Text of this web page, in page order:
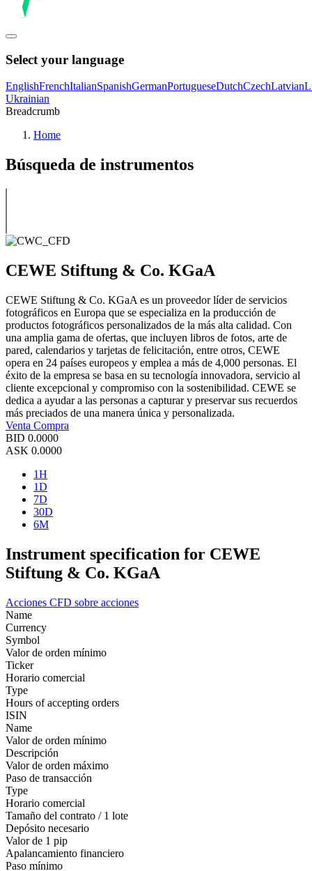
Select your language
EnglishFrenchItalianSpanishGermanPortugueseDutchCzechLatvian
Ukrainian
Breadcrumb
Home
Búsqueda de instrumentos
CEWE Stiftung & Co. KGaA
CEWE Stiftung & Co. KGaA es un proveedor líder de servicios
fotográficos en Europa que se especializa en la producción de
productos fotográficos personalizados de la más alta calidad. Con
una amplia gama de ofertas, que incluyen libros de fotos, arte de
pared, calendarios y tarjetas de felicitación, entre otros, CEWE
opera en 24 países europeos y emplea a más de 4,000 personas. El
éxito de la empresa se basa en su tecnología innovadora, servicio al
cliente excepcional y compromiso con la sostenibilidad. CEWE se
dedica a ayudar a las personas a capturar y preservar sus recuerdos
más preciados de una manera única y personalizada.
Venta Compra
BID 0.0000
ASK 0.0000
1H
1D
7D
30D
6M
Instrument specification for CEWE
Stiftung & Co. KGaA
Acciones CFD sobre acciones
Name
Currency
Symbol
Valor de orden mínimo
Ticker
Horario comercial
Type
Hours of accepting orders
ISIN
Name
Valor de orden mínimo
Descripción
Valor de orden máximo
Paso de transacción
Type
Horario comercial
Tamaño del contrato / 1 lote
Depósito necesario
Valor de 1 pip
Apalancamiento financiero
Paso mínimo